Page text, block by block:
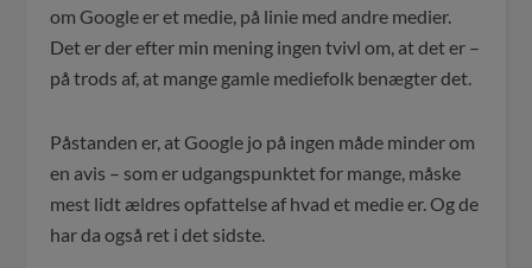
om Google er et medie, på linie med andre medier.
Det er der efter min mening ingen tvivl om, at det er –
på trods af, at mange gamle mediefolk benægter det.
Påstanden er, at Google jo på ingen måde minder om
en avis – som er udgangspunktet for mange, måske
mest lidt ældres opfattelse af hvad et medie er. Og de
har da også ret i det sidste.